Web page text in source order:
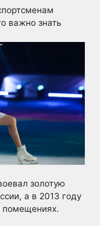
важно знать
золотую
а в 2013 году
помещениях.